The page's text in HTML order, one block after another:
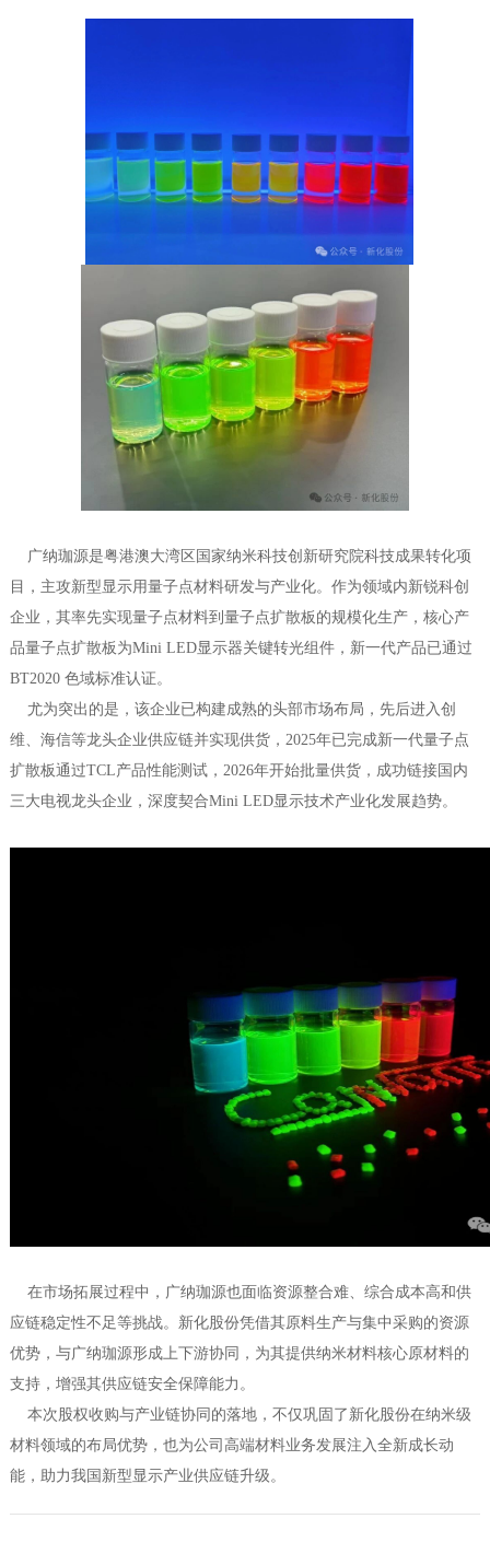
广纳珈源是粤港澳大湾区国家纳米科技创新研究院科技成果转化项
目，主攻新型显示用量子点材料研发与产业化。作为领域内新锐科创
企业，其率先实现量子点材料到量子点扩散板的规模化生产，核心产
品量子点扩散板为Mini LED显示器关键转光组件，新一代产品已通过
BT2020 色域标准认证。
尤为突出的是，该企业已构建成熟的头部市场布局，先后进入创
维、海信等龙头企业供应链并实现供货，2025年已完成新一代量子点
扩散板通过TCL产品性能测试，2026年开始批量供货，成功链接国内
三大电视龙头企业，深度契合Mini LED显示技术产业化发展趋势。
在市场拓展过程中，广纳珈源也面临资源整合难、综合成本高和供
应链稳定性不足等挑战。新化股份凭借其原料生产与集中采购的资源
优势，与广纳珈源形成上下游协同，为其提供纳米材料核心原材料的
支持，增强其供应链安全保障能力。
本次股权收购与产业链协同的落地，不仅巩固了新化股份在纳米级
材料领域的布局优势，也为公司高端材料业务发展注入全新成长动
能，助力我国新型显示产业供应链升级。